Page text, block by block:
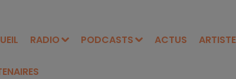
RADIO PODCASTS ACTUS